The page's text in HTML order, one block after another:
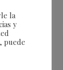
la
y
puede